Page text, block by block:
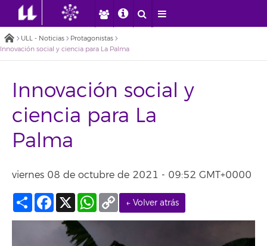
ULL - Noticias
Protagonistas
Innovación social y ciencia para La Palma
Innovación social y
ciencia para La
Palma
viernes 08 de octubre de 2021 - 09:52 GMT+0000
← Volver atrás
Compartir
Facebook
X WhatsApp
Copy
Link